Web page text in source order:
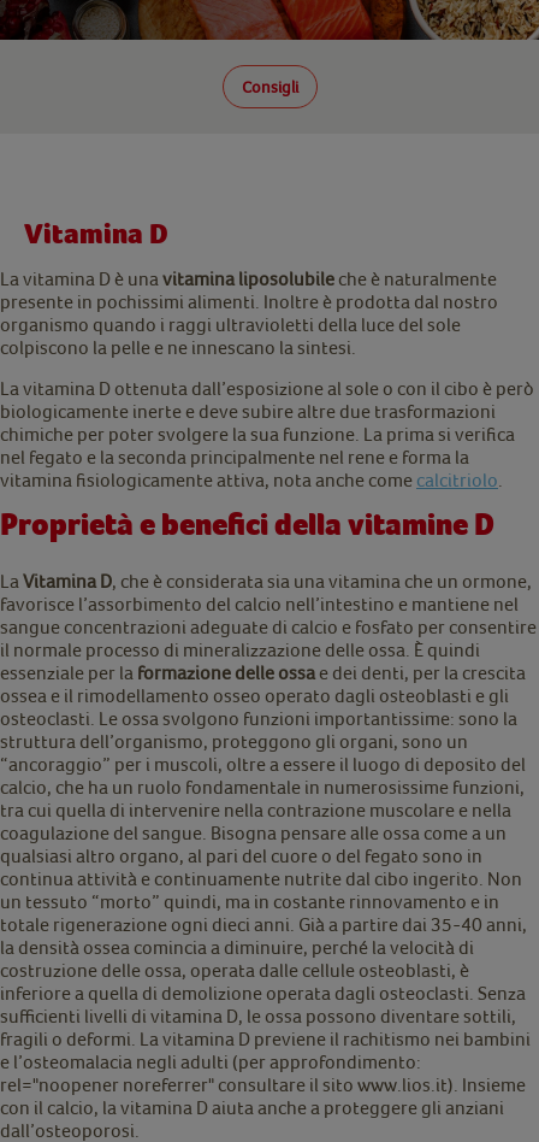
Consigli
Vitamina D
La vitamina D è una vitamina liposolubile che è naturalmente
presente in pochissimi alimenti. Inoltre è prodotta dal nostro
organismo quando i raggi ultravioletti della luce del sole
colpiscono la pelle e ne innescano la sintesi.
La vitamina D ottenuta dall’esposizione al sole o con il cibo è però
biologicamente inerte e deve subire altre due trasformazioni
chimiche per poter svolgere la sua funzione. La prima si verifica
nel fegato e la seconda principalmente nel rene e forma la
vitamina fisiologicamente attiva, nota anche come calcitriolo
Proprietà e benefici della vitamine D
La Vitamina D, che è considerata sia una vitamina che un ormone,
favorisce l’assorbimento del calcio nell’intestino e mantiene nel
sangue concentrazioni adeguate di calcio e fosfato per consentire
il normale processo di mineralizzazione delle ossa. È quindi
essenziale per la formazione delle ossa e dei denti, per la crescita
ossea e il rimodellamento osseo operato dagli osteoblasti e gli
osteoclasti. Le ossa svolgono funzioni importantissime: sono la
struttura dell’organismo, proteggono gli organi, sono un
“ancoraggio” per i muscoli, oltre a essere il luogo di deposito del
calcio, che ha un ruolo fondamentale in numerosissime funzioni,
tra cui quella di intervenire nella contrazione muscolare e nella
coagulazione del sangue. Bisogna pensare alle ossa come a un
qualsiasi altro organo, al pari del cuore o del fegato sono in
continua attività e continuamente nutrite dal cibo ingerito. Non
un tessuto “morto” quindi, ma in costante rinnovamento e in
totale rigenerazione ogni dieci anni. Già a partire dai 35-40 anni,
la densità ossea comincia a diminuire, perché la velocità di
costruzione delle ossa, operata dalle cellule osteoblasti, è
inferiore a quella di demolizione operata dagli osteoclasti. Senza
sufficienti livelli di vitamina D, le ossa possono diventare sottili,
fragili o deformi. La vitamina D previene il rachitismo nei bambini
e l’osteomalacia negli adulti (per approfondimento:
rel="noopener noreferrer" consultare il sito www.lios.it). Insieme
con il calcio, la vitamina D aiuta anche a proteggere gli anziani
dall’osteoporosi.